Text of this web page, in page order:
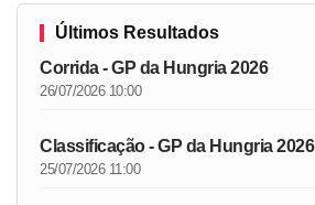
Últimos Resultados
Corrida - GP da Hungria 2026
26/07/2026 10:00
Classificação - GP da Hungria 2026
25/07/2026 11:00